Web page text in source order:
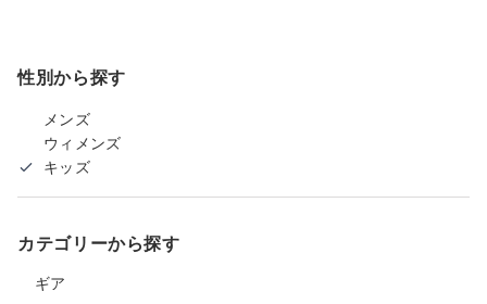
性別から探す
メンズ
ウィメンズ
キッズ
カテゴリーから探す
ギア